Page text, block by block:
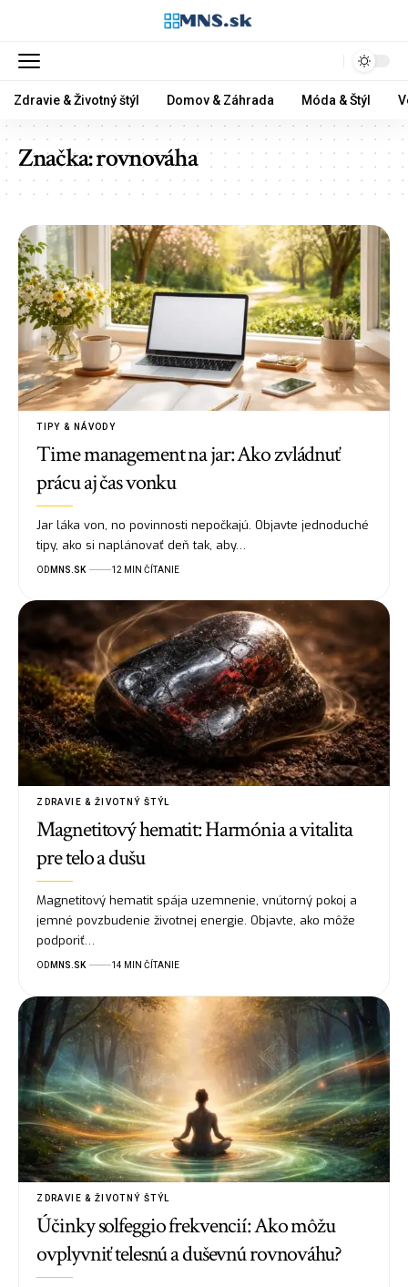
Zdravie & Životný štýl Domov & Záhrada Móda & Štýl
Značka:rovnováha
TIPY & NÁVODY
Time management na jar: Ako zvládnuť
prácu aj čas vonku
Jar láka von, no povinnosti nepočkajú. Objavte jednoduché
tipy, ako si naplánovať deň tak, aby…
OD MNS.SK 12 MIN ČÍTANIE
ZDRAVIE & ŽIVOTNÝ ŠTÝL
Magnetitový hematit: Harmónia a vitalita
pre telo a dušu
Magnetitový hematit spája uzemnenie, vnútorný pokoj a
jemné povzbudenie životnej energie. Objavte, ako môže
podporiť…
OD MNS.SK 14 MIN ČÍTANIE
ZDRAVIE & ŽIVOTNÝ ŠTÝL
Účinky solfeggio frekvencií: Ako môžu
ovplyvniť telesnú a duševnú rovnováhu?